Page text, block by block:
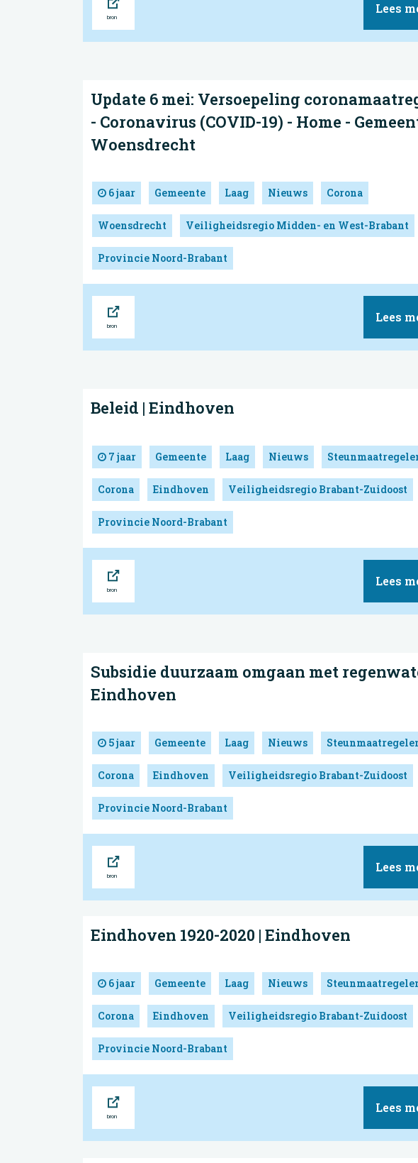
Lees
Update 6 mei: Versoepeling
- Coronavirus (COVID-19) - Home -
Woensdrecht
6 jaar Gemeente Laag Nieuws Corona
Woensdrecht Veiligheidsregio Midden- en West-Brabant
Provincie Noord-Brabant
Lees
Beleid | Eindhoven
7 jaar Gemeente Laag Nieuws
Corona Eindhoven Veiligheidsregio Brabant-Zuidoost
Provincie Noord-Brabant
Lees
Subsidie duurzaam omgaan met
Eindhoven
5 jaar Gemeente Laag Nieuws
Corona Eindhoven Veiligheidsregio Brabant-Zuidoost
Provincie Noord-Brabant
Lees
Eindhoven 1920-2020 | Eindhoven
6 jaar Gemeente Laag Nieuws
Corona Eindhoven Veiligheidsregio Brabant-Zuidoost
Provincie Noord-Brabant
Lees